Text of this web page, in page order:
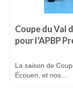
Coupe du Val
pour l’APBP
La saison de
Écouen, et nos...